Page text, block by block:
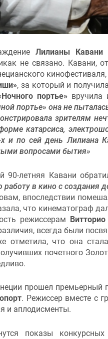
Лилианы Кавани
не связано. Кавани,
, за который и
портье» вручила
портье» она не
зрителям
катарсиса,
х и по сей день Лилиана
вопросами бытия»
90-летняя Кавани
работу в кино с
впоследствии
что кинематограф
режиссерам
всегда были
отметила, что она
почетного
прошел премьерный
. Режиссер вместе с
и аплодисменты.
показы